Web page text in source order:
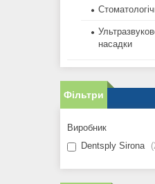
насадки
Фільтри
Виробник
Dentsply Sirona